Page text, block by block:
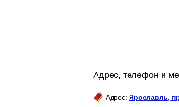
Адрес, телефон и
Адрес: Ярославль,